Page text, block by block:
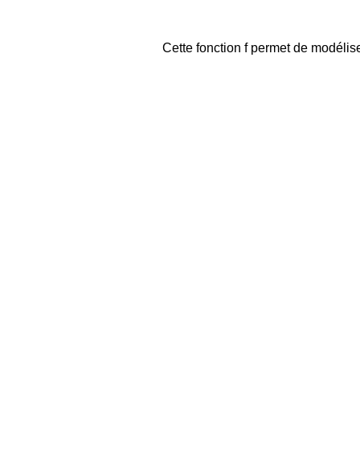
Cette fonction f permet de